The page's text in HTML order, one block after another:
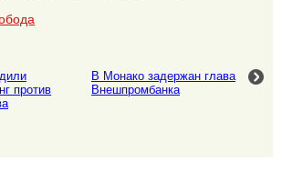
против
В Монако задержан глава
Внешпромбанка